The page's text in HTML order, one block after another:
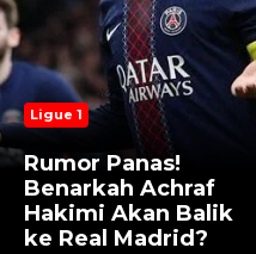
Ligue 1
Rumor Panas!
Benarkah Achraf
Hakimi Akan Balik
ke Real Madrid?